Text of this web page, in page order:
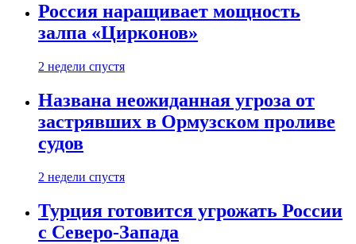
Россия наращивает мощность
залпа «Цирконов»
2 недели спустя
Названа неожиданная угроза от
застрявших в Ормузском проливе
судов
2 недели спустя
Турция готовится угрожать России
с Северо-Запада